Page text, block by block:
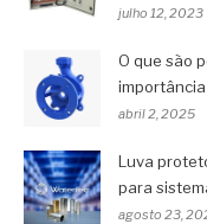
julho 12, 2023
O que são
abril 2, 2025
Luva
para
agosto 23,